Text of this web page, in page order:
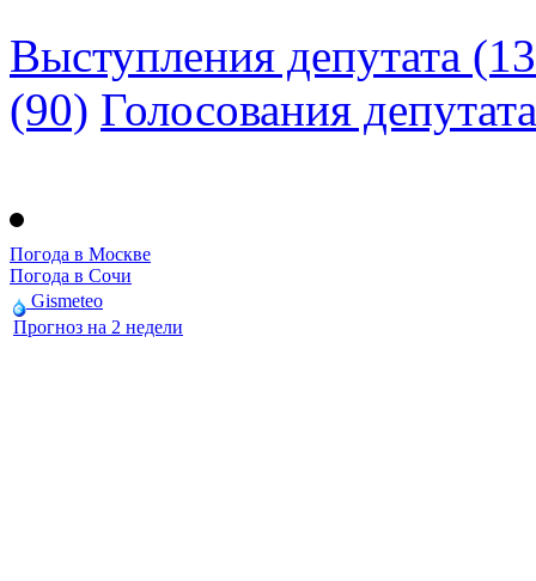
Выступления депутата
(90) Голосования депутата
Погода в Москве
Погода в Сочи
Gismeteo
Прогноз на 2 недели